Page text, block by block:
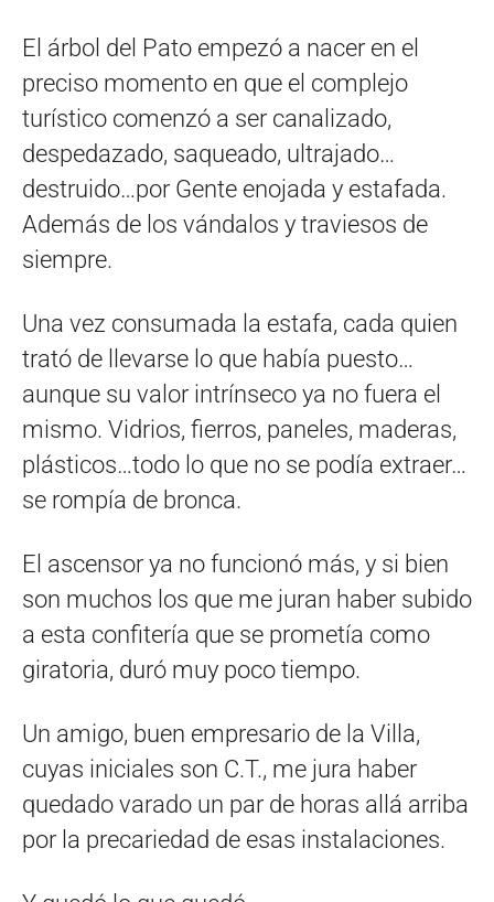
El árbol del Pato empezó a nacer en el
preciso momento en que el complejo
turístico comenzó a ser canalizado,
despedazado, saqueado, ultrajado…
destruido…por Gente enojada y estafada.
Además de los vándalos y traviesos de
siempre.
Una vez consumada la estafa, cada quien
trató de llevarse lo que había puesto…
aunque su valor intrínseco ya no fuera el
mismo. Vidrios, fierros, paneles, maderas,
plásticos…todo lo que no se podía extraer…
se rompía de bronca.
El ascensor ya no funcionó más, y si bien
son muchos los que me juran haber subido
a esta confitería que se prometía como
giratoria, duró muy poco tiempo.
Un amigo, buen empresario de la Villa,
cuyas iniciales son C.T., me jura haber
quedado varado un par de horas allá arriba
por la precariedad de esas instalaciones.